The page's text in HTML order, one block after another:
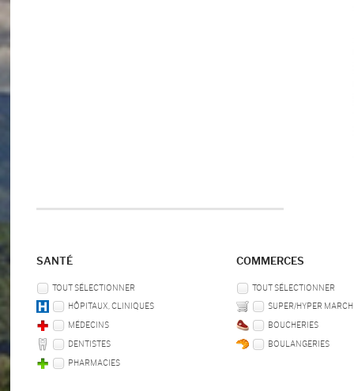
SANTÉ
TOUT SÉLECTIONNER
HÔPITAUX, CLINIQUES
MÉDECINS
DENTISTES
PHARMACIES
COMMERCES
TOUT SÉLECTIONNER
SUPER/HYPER
BOUCHERIES
BOULANGERIES